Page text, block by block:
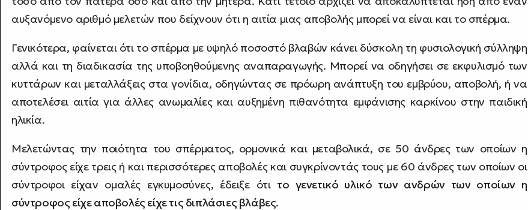
αυξανόμενο αριθμό μελετών που δείχνουν ότι η αιτία μιας αποβολής μπορεί να είναι και το σπέρμα.
Γενικότερα, φαίνεται ότι το σπέρμα με υψηλό ποσοστό βλαβών κάνει δύσκολη τη φυσιολογική σύλληψη
αλλά και τη διαδικασία της υποβοηθούμενης αναπαραγωγής. Μπορεί να οδηγήσει σε εκφυλισμό των
κυττάρων και μεταλλάξεις στα γονίδια, οδηγώντας σε πρόωρη ανάπτυξη του εμβρύου, αποβολή, ή να
αποτελέσει αιτία για άλλες ανωμαλίες και αυξημένη πιθανότητα εμφάνισης καρκίνου στην παιδική
ηλικία.
Μελετώντας την ποιότητα του σπέρματος, ορμονικά και μεταβολικά, σε 50 άνδρες των οποίων η
σύντροφος είχε τρεις ή και περισσότερες αποβολές και συγκρίνοντάς τους με 60 άνδρες των οποίων οι
σύντροφοι είχαν ομαλές εγκυμοσύνες, έδειξε ότι το γενετικό υλικό των ανδρών των οποίων η
σύντροφος είχε αποβολές είχε τις διπλάσιες βλάβες.